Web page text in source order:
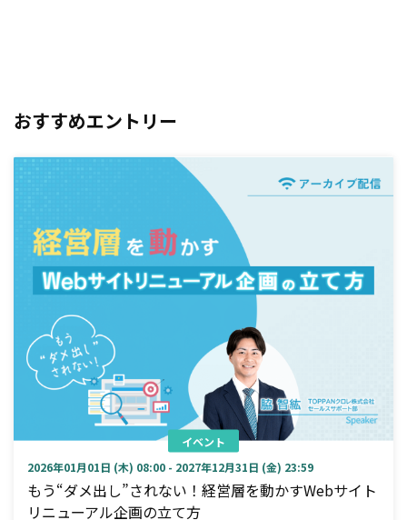
おすすめエントリー
イベント
2026年01月01日 (木) 08:00 - 2027年12月31日 (金) 23:59
もう“ダメ出し”されない！経営層を動かすWebサイト
リニューアル企画の立て方